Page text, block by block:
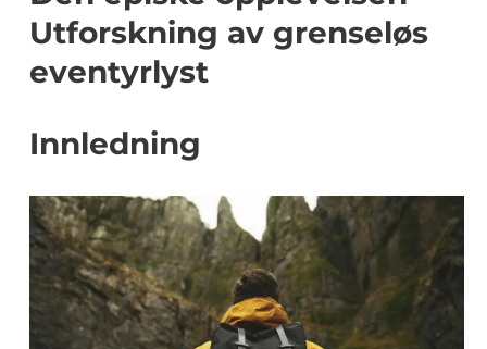
Utforskning av grenseløs
eventyrlyst
Innledning